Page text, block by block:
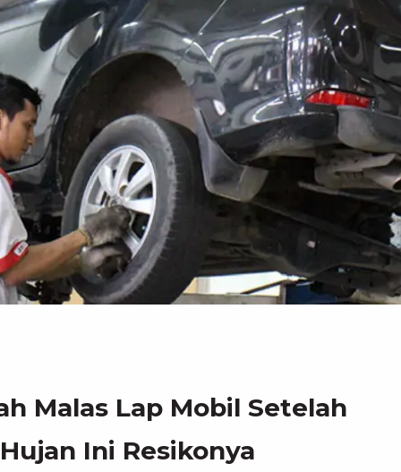
Malas Lap Mobil Setelah
Ini Resikonya